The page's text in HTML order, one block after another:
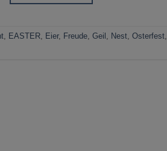
, EASTER, Eier, Freude, Geil , Nest, Osterfest,